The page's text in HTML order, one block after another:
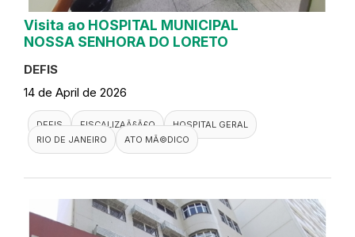
Visita ao HOSPITAL MUNICIPAL
NOSSA SENHORA DO LORETO
DEFIS
14 de April de 2026
DEFIS FISCALIZAÃ§Ã£O
HOSPITAL GERAL
RIO DE JANEIRO
ATO MÃ©DICO